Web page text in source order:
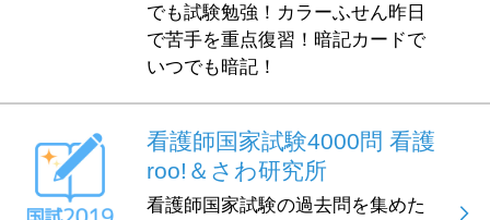
でも試験勉強！カラーふせん昨日
で苦手を重点復習！暗記カードで
いつでも暗記！
看護師国家試験4000問 看護
roo!＆さわ研究所
看護師国家試験の過去問を集めた